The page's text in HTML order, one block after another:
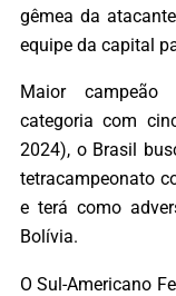
gêmea da
equipe da capital
Maior campeão
categoria com
2024), o Brasil
tetracampeonato
e terá como
Bolívia.
O Sul-Americano